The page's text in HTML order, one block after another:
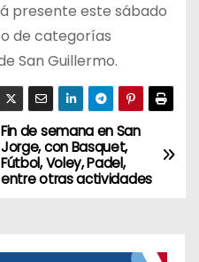
presente este sábado
de categorías
San Guillermo.
Fin de semana en San
Jorge, con Basquet,
Fútbol, Voley, Padel,
entre otras actividades